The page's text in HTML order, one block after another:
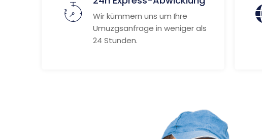
Wir kümmern uns um Ihre
Umuzgsanfrage in weniger als
24 Stunden.